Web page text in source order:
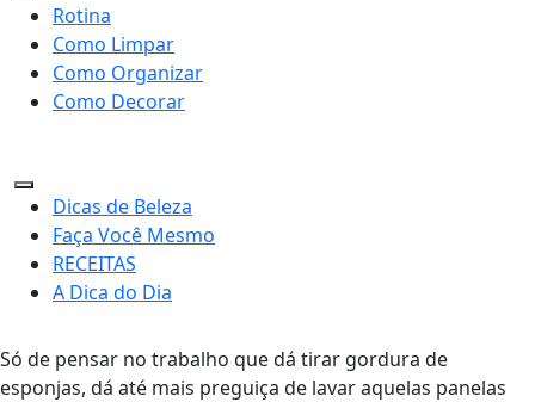
Rotina
Como Limpar
Como Organizar
Como Decorar
Dicas de Beleza
Faça Você Mesmo
RECEITAS
A Dica do Dia
Só de pensar no trabalho que dá tirar gordura de
esponjas, dá até mais preguiça de lavar aquelas panelas